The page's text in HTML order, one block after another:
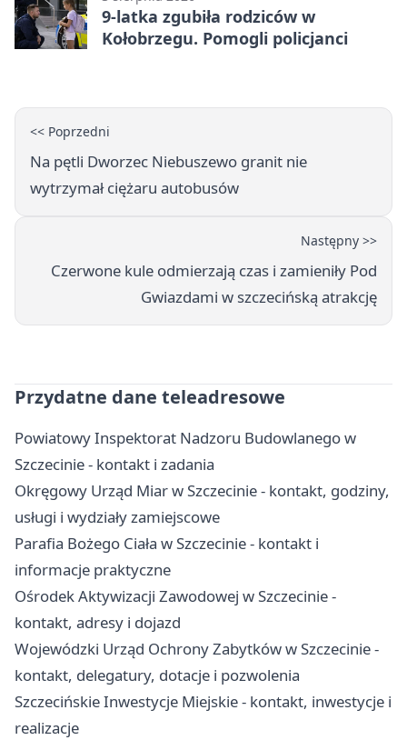
9-latka zgubiła rodziców w
Kołobrzegu. Pomogli policjanci
<< Poprzedni
Na pętli Dworzec Niebuszewo granit nie
wytrzymał ciężaru autobusów
Następny >>
Czerwone kule odmierzają czas i zamieniły Pod
Gwiazdami w szczecińską atrakcję
Przydatne dane teleadresowe
Powiatowy Inspektorat Nadzoru Budowlanego w
Szczecinie - kontakt i zadania
Okręgowy Urząd Miar w Szczecinie - kontakt, godziny,
usługi i wydziały zamiejscowe
Parafia Bożego Ciała w Szczecinie - kontakt i
informacje praktyczne
Ośrodek Aktywizacji Zawodowej w Szczecinie -
kontakt, adresy i dojazd
Wojewódzki Urząd Ochrony Zabytków w Szczecinie -
kontakt, delegatury, dotacje i pozwolenia
Szczecińskie Inwestycje Miejskie - kontakt, inwestycje i
realizacje